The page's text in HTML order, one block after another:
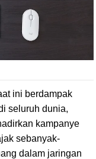
ini berdampak
seluruh dunia,
kampanye
sebanyak-
dalam jaringan